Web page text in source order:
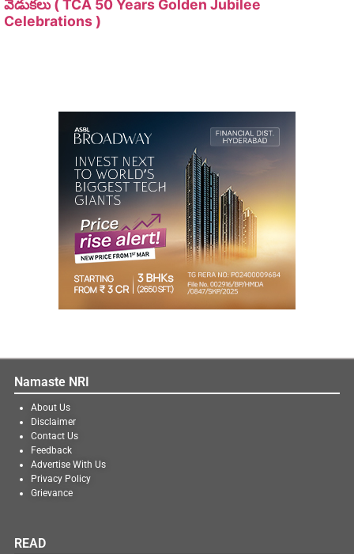
వేడుకలు ( TCA 50 Years Golden Jubilee
Celebrations )
Namaste NRI
About Us
Disclaimer
Contact Us
Feedback
Advertise With Us
Privacy Policy
Grievance
READ